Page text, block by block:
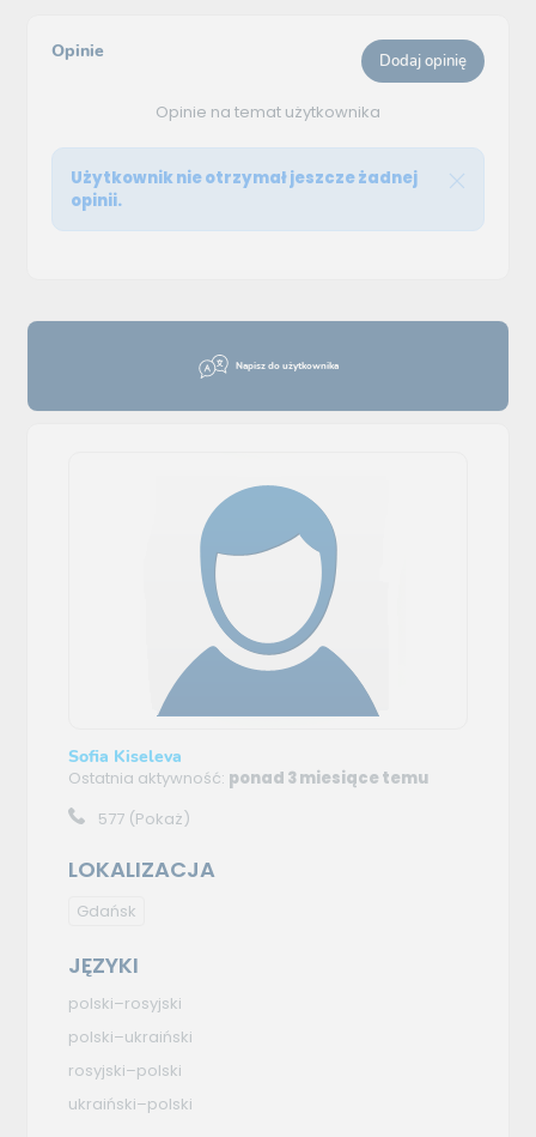
Napisz do użytkownika
Sofia Kiseleva
Ostatnia aktywność: ponad 3 miesiące temu
577 (Pokaż)
LOKALIZACJA
Gdańsk
JĘZYKI
polski–rosyjski
polski–ukraiński
rosyjski–polski
ukraiński–polski
Opinie Dodaj opinię
Opinie na temat użytkownika
Użytkownik nie otrzymał jeszcze żadnej
opinii.